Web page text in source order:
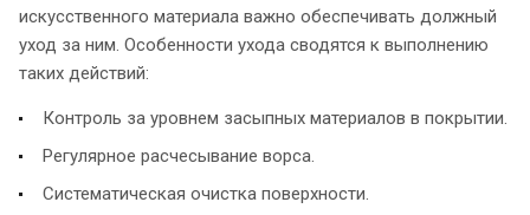
искусственного материала важно обеспечивать должный
уход за ним. Особенности ухода сводятся к выполнению
таких действий:
Контроль за уровнем засыпных материалов в покрытии.
Регулярное расчесывание ворса.
Систематическая очистка поверхности.